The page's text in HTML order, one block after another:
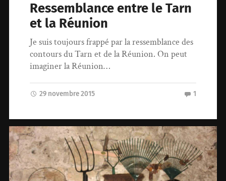
Ressemblance entre le Tarn
et la Réunion
Je suis toujours frappé par la ressemblance des
contours du Tarn et de la Réunion. On peut
imaginer la Réunion…
29 novembre 2015 1